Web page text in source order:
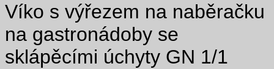
Víko s výřezem na naběračku
na gastronádoby se
sklápěcími úchyty GN 1/1